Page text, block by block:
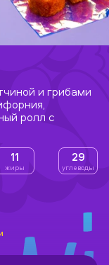
и грибами
ролл с
11
жиры
29
углеводы